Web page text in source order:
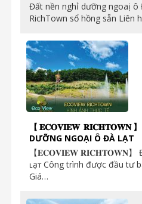
Đất nền nghỉ dưỡng ngoaị ô
RichTown sổ hồng sẵn Liên
【𝐄𝐂𝐎𝐕𝐈𝐄𝐖 𝐑𝐈𝐂𝐇𝐓𝐎𝐖𝐍
DƯỠNG NGOẠI Ô ĐÀ LẠT
【𝐄𝐂𝐎𝐕𝐈𝐄𝐖 𝐑𝐈𝐂𝐇𝐓𝐎𝐖𝐍】
ʟạᴛ Công trình được đầu tư
Giá…